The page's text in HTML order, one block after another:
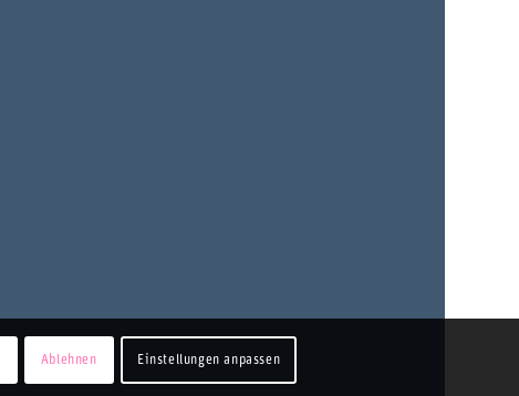
Ablehnen Einstellungen anpassen